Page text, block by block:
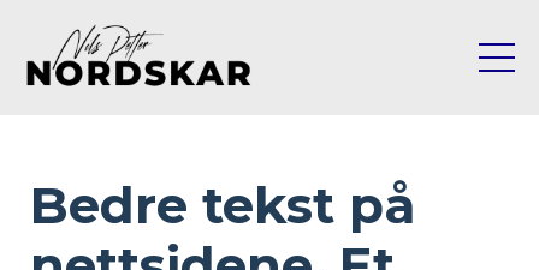
Bedre tekst på